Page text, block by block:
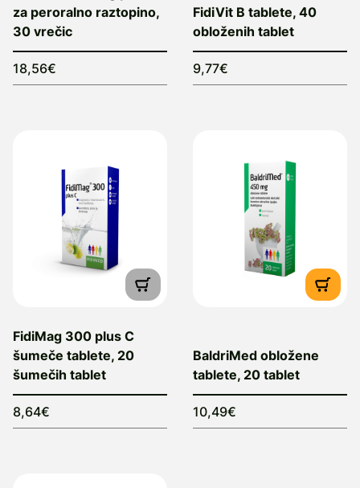
za peroralno raztopino,
30 vrečic
18,56€
FidiVit B tablete, 40
obloženih tablet
9,77€
FidiMag 300 plus C
šumeče tablete, 20
šumečih tablet
8,64€
BaldriMed obložene
tablete, 20 tablet
10,49€